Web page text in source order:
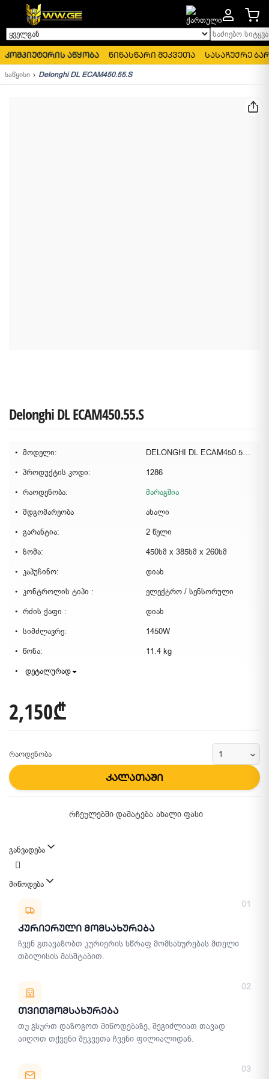
ყველგან საძიებო
კომპიუტერის აწყობა წინასწარი შეკვეთა სასაჩუქრე
საწყისი Delonghi DL ECAM450.55.S
Delonghi DL ECAM450.55.S
მოდელი:
DELONGHI DL ECAM450.55.S
პროდუქტის კოდი:
1286
რაოდენობა:
მარაგშია
მდგომარეობა
ახალი
გარანტია:
2 წელი
ზომა:
450სმ x 385სმ x 260სმ
კაპუჩინო:
დიახ
კონტროლის ტიპი :
ელექტრო / სენსორული
რძის ქაფი :
დიახ
სიმძლავრე:
1450W
წონა:
11.4 kg
დეტალურად
2,150₾
რაოდენობა
კალათაში
რჩეულებში დამატება ახალი ფასი
განვადება
მიწოდება
01
Კურიერული Მომსახურება
ჩვენ გთავაზობთ კურიერის სწრაფ მომსახურებას მთელი
თბილისის მასშტაბით.
02
Თვითმომსახურება
თუ გსურთ დაზოგოთ მიწოდებაზე, შეგიძლიათ თავად
აიღოთ თქვენი შეკვეთა ჩვენი ფილიალიდან.
03